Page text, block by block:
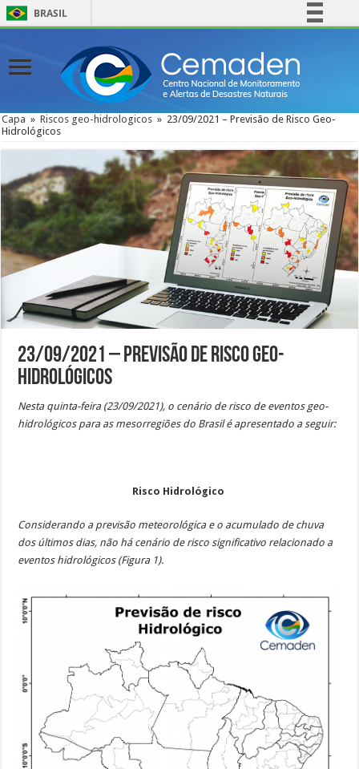
BRASIL
Comunica BR
Participe
Acesso à informação
Canais
Capa » Riscos geo-hidrologicos » 23/09/2021 – Previsão de Risco Geo-
Hidrológicos
23/09/2021 – Previsão de Risco Geo-
Hidrológicos
Nesta quinta-feira (23/09/2021), o cenário de risco de eventos geo-
hidrológicos para as mesorregiões do Brasil é apresentado a seguir:
Risco Hidrológico
Considerando a previsão meteorológica e o acumulado de chuva
dos últimos dias, não há cenário de risco significativo relacionado a
eventos hidrológicos (Figura 1).